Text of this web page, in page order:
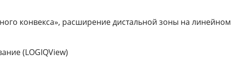
Расширенный пакет опций
конвекса», расширение дистальной зоны на линейном
(LOGIQView)